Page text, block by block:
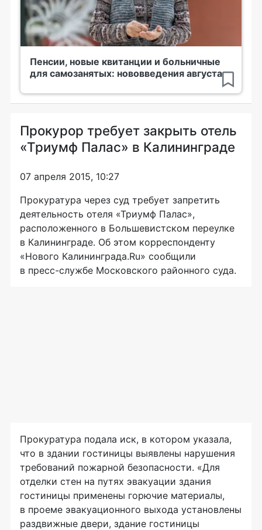
Пенсии, новые квитанции и больничные
для самозанятых: нововведения августа
Прокурор требует закрыть отель
«Триумф Палас» в Калининграде
07 апреля 2015, 10:27
Прокуратура через суд требует запретить
деятельность отеля «Триумф Палас»,
расположенного в Большевистском переулке
в Калининграде. Об этом корреспонденту
«Нового Калининграда.Ru» сообщили
в пресс-службе Московского районного суда.
Прокуратура подала иск, в котором указала,
что в здании гостиницы выявлены нарушения
требований пожарной безопасности. «Для
отделки стен на путях эвакуации здания
гостиницы применены горючие материалы,
в проеме эвакуационного выхода установлены
раздвижные двери, здание гостиницы